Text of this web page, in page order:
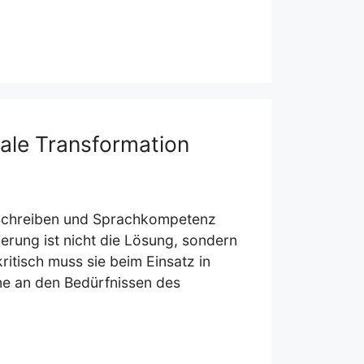
Transformation
und Sprachkompetenz
ist nicht die Lösung, sondern
muss sie beim Einsatz in
an den Bedürfnissen des